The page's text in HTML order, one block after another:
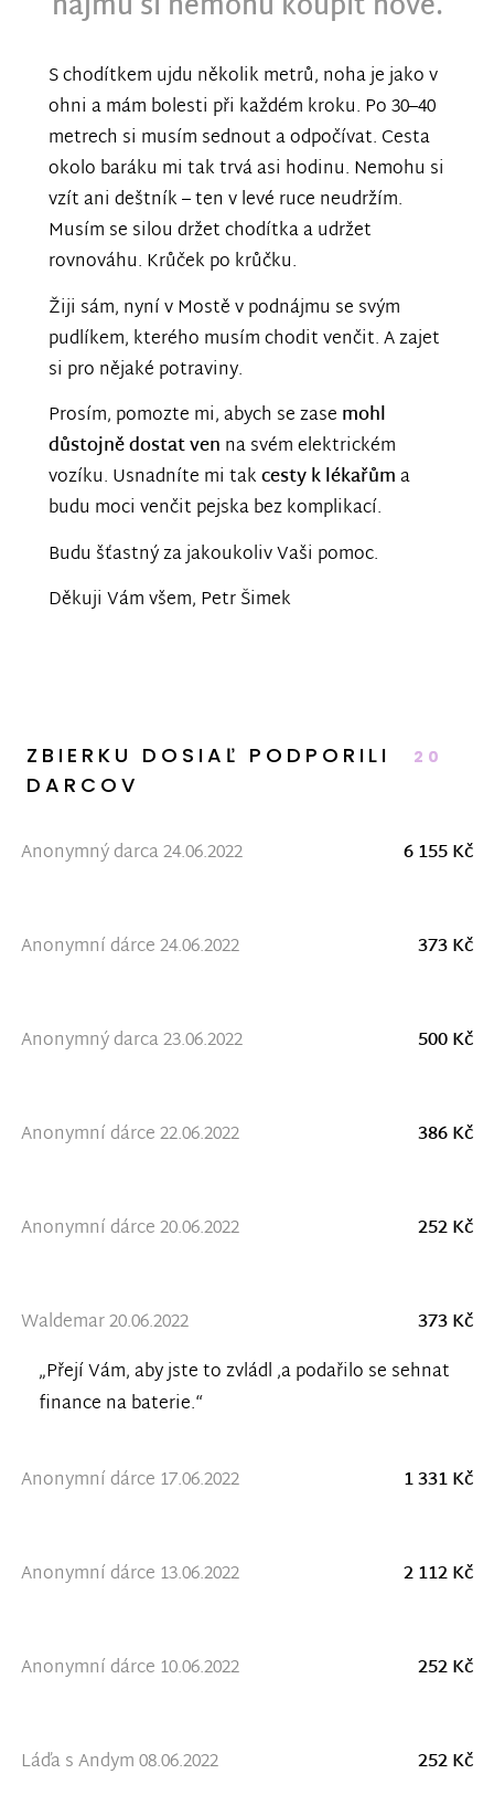
S chodítkem ujdu několik metrů, noha je jako v
ohni a mám bolesti při každém kroku. Po 30–40
metrech si musím sednout a odpočívat. Cesta
okolo baráku mi tak trvá asi hodinu. Nemohu si
vzít ani deštník – ten v levé ruce neudržím.
Musím se silou držet chodítka a udržet
rovnováhu. Krůček po krůčku.
Žiji sám, nyní v Mostě v podnájmu se svým
pudlíkem, kterého musím chodit venčit. A zajet
si pro nějaké potraviny.
Prosím, pomozte mi, abych se zase mohl
důstojně dostat ven na svém elektrickém
vozíku. Usnadníte mi takcesty k lékařůma
budu moci venčit pejska bez komplikací.
Budu šťastný za jakoukoliv Vaši pomoc.
Děkuji Vám všem, Petr Šimek
ZBIERKU DOSIAĽ PODPORILI 20
DARCOV
Anonymný darca 24.06.2022 6 155 Kč
Anonymní dárce 24.06.2022 373 Kč
Anonymný darca 23.06.2022 500 Kč
Anonymní dárce 22.06.2022 386 Kč
Anonymní dárce 20.06.2022 252 Kč
Waldemar 20.06.2022
373 Kč
„Přejí Vám, aby jste to zvládl ,a podařilo se sehnat
finance na baterie.“
Anonymní dárce 17.06.2022 1 331 Kč
Anonymní dárce 13.06.2022 2 112 Kč
Anonymní dárce 10.06.2022 252 Kč
Láďa s Andym 08.06.2022
252 Kč